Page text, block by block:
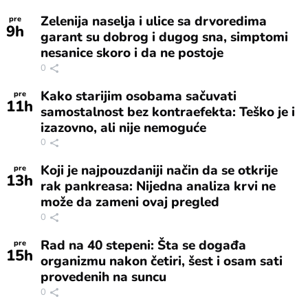
pre
9h
Zelenija naselja i ulice sa drvoredima
garant su dobrog i dugog sna, simptomi
nesanice skoro i da ne postoje
0
pre
11h Kako starijim osobama sačuvati
samostalnost bez kontraefekta: Teško je i
izazovno, ali nije nemoguće
0
pre
13h Koji je najpouzdaniji način da se otkrije
rak pankreasa: Nijedna analiza krvi ne
može da zameni ovaj pregled
0
pre
15h Rad na 40 stepeni: Šta se događa
organizmu nakon četiri, šest i osam sati
provedenih na suncu
0